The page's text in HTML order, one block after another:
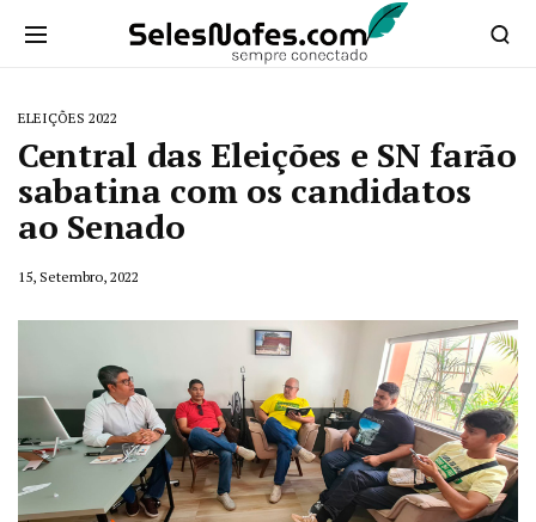
ELEIÇÕES 2022
Central das Eleições e SN farão
sabatina com os candidatos
ao Senado
15, Setembro, 2022